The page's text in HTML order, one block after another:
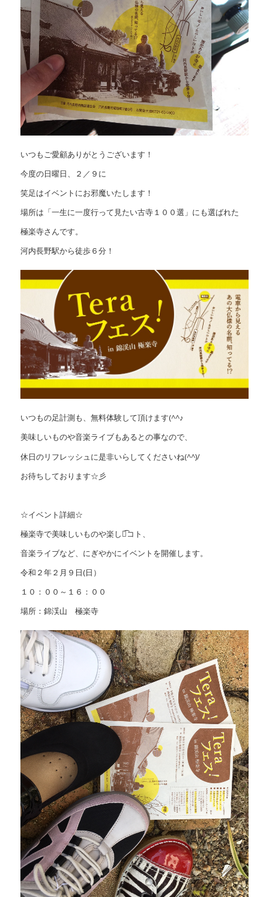
いつもご愛顧ありがとうございます！
今度の日曜日、２／９に
笑足はイベントにお邪魔いたします！
場所は「一生に一度行って見たい古寺１００選」にも選ばれた
極楽寺さんです。
河内長野駅から徒歩６分！
いつもの足計測も、無料体験して頂けます(^^♪
美味しいものや音楽ライブもあるとの事なので、
休日のリフレッシュに是非いらしてくださいね(^^)/
お待ちしております☆彡
☆イベント詳細☆
極楽寺で美味しいものや楽しい͡コト、
音楽ライブなど、にぎやかにイベントを開催します。
令和２年２月９日(日）
１０：００～１６：００
場所：錦渓山 極楽寺